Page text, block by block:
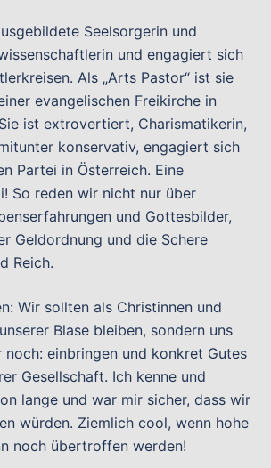
Seelsorgerin und
und engagiert sich
Als „Arts Pastor“ ist sie
evangelischen Freikirche in
ist extrovertiert, Charismatikerin,
konservativ, engagiert sich
Partei in Österreich. Eine
So reden wir nicht nur über
und Gottesbilder,
Geldordnung und die Schere
Reich.
Wir sollten als Christinnen und
Blase bleiben, sondern uns
noch: einbringen und konkret Gutes
Gesellschaft. Ich kenne und
lange und war mir sicher, dass wir
würden. Ziemlich cool, wenn hohe
noch übertroffen werden!